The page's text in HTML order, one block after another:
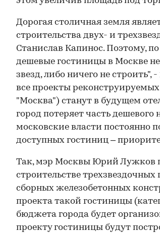
Дорогая столичная земля
строительства двух- и
Станислав Капинос. Поэтому,
дешевые гостиницы в Москве
звезд, либо ничего не строить",
все проекты
"Москва") станут в будущем
город потеряет часть
московские власти постоянно
доступных гостиниц –
Так, мэр Москвы Юрий Лужков
строительстве
сборных железобетонных
проекта такой гостиницы
бюджета города будет
проекту гостиницы будут